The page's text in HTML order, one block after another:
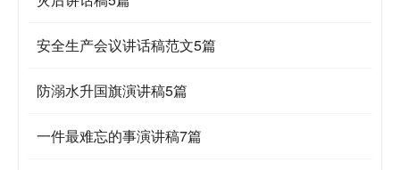
安全生产会议讲话稿范文5篇
防溺水升国旗演讲稿5篇
一件最难忘的事演讲稿7篇